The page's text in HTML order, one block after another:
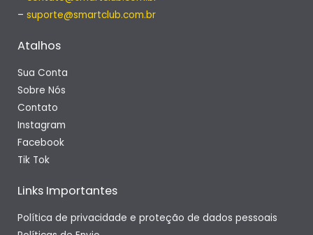
– suporte@smartclub.com.br
Atalhos
Sua Conta
Sobre Nós
Contato
Instagram
Facebook
Tik Tok
Links Importantes
Política de privacidade e proteção de dados pessoais